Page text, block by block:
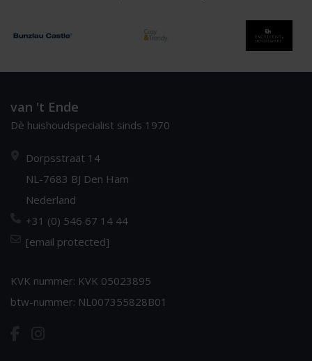
van 't Ende
Dè huishoudspecialist sinds 1970
Dorpsstraat 14
NL-7683 BJ Den Ham
Nederland
+31 (0) 546 67 14 44
[email protected]
KVK nummer: KVK 05023895
btw-nummer: NL007355828B01